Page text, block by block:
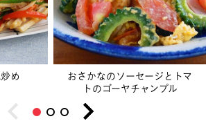
め
おさかなのソーセージとトマ
トのゴーヤチャンプル